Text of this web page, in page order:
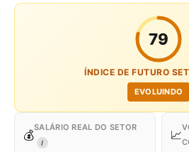
79
ÍNDICE DE FUTURO
EVOLUINDO
💰
SALÁRIO REAL DO SETOR
I
📈